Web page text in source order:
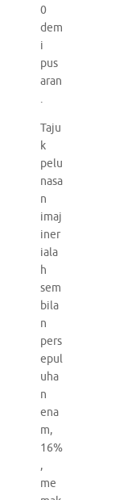
0
dem
i
pus
aran
.
Taju
k
pelu
nasa
n
imaj
iner
iala
h
sem
bila
n
pers
epul
uha
n
ena
m,
16%
,
me